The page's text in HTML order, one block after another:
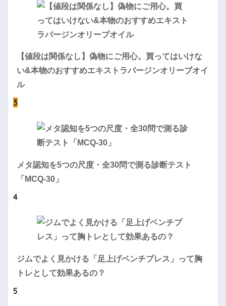
【値段は関係なし】偽物にご用心。買ってはいけな
い&本物のおすすめエキストラバージンオリーブオイ
ル
3
メタ認知を5つの尺度・全30問で測る診断テスト
「MCQ-30」
4
ジムでよく見かける「足上げベンチプレス」って胸
トレとして効果あるの？
5